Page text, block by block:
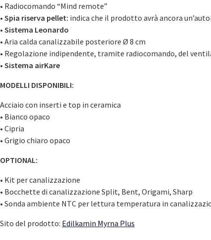
• Radiocomando “Mind remote”
• Spia riserva pellet: indica che il prodotto avrà ancora
• Sistema Leonardo
• Aria calda canalizzabile posteriore Ø 8 cm
• Regolazione indipendente, tramite radiocomando, del
• Sistema airKare
MODELLI DISPONIBILI:
Acciaio con inserti e top in ceramica
• Bianco opaco
• Cipria
• Grigio chiaro opaco
OPTIONAL:
• Kit per canalizzazione
• Bocchette di canalizzazione Split, Bent, Origami, Sharp
• Sonda ambiente NTC per lettura temperatura in
Sito del prodotto: Edilkamin Myrna Plus